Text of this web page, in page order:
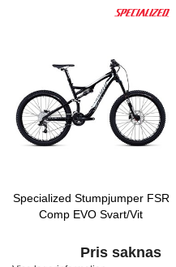
Specialized Stumpjumper FSR
Comp EVO Svart/Vit
Pris saknas